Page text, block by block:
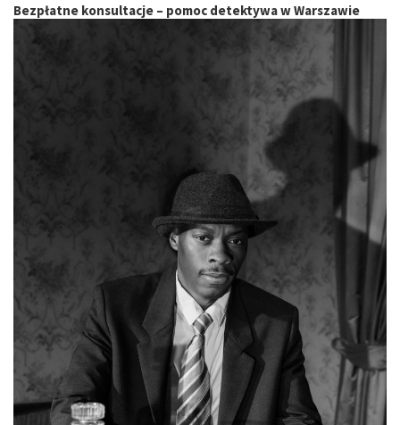
Bezpłatne konsultacje – pomoc detektywa w Warszawie